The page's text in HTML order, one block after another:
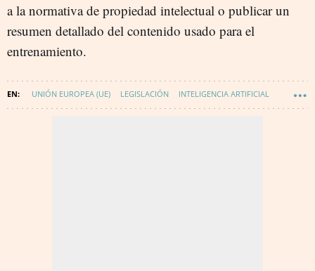
a la normativa de propiedad intelectual o publicar un
resumen detallado del contenido usado para el
entrenamiento.
UNIÓN EUROPEA (UE) LEGISLACIÓN INTELIGENCIA ARTIFICIAL